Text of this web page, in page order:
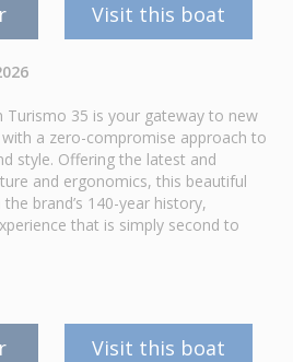
Visit this boat
Turismo 35 is your gateway to new
a zero-compromise approach to
style. Offering the latest and
and ergonomics, this beautiful
brand’s 140-year history,
that is simply second to
Visit this boat